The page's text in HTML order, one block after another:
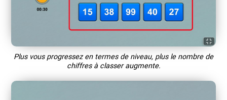
Plus vous progressez en termes de niveau, plus le nombre de
chiffres à classer augmente.